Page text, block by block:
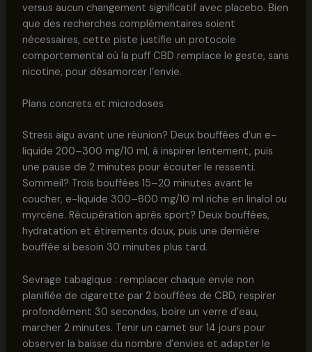
versus aucun changement significatif avec placebo. Bien
que des recherches complémentaires soient
nécessaires, cette piste justifie un protocole
comportemental où la puff CBD remplace le geste, sans
nicotine, pour désamorcer l’envie.
Plans concrets et microdoses
Stress aigu avant une réunion? Deux bouffées d’un e-
liquide 200–300 mg/10 ml, à inspirer lentement, puis
une pause de 2 minutes pour écouter le ressenti.
Sommeil? Trois bouffées 15–20 minutes avant le
coucher, e-liquide 300–600 mg/10 ml riche en linalol ou
myrcène. Récupération après sport? Deux bouffées,
hydratation et étirements doux, puis une dernière
bouffée si besoin 30 minutes plus tard.
Sevrage tabagique : remplacer chaque envie non
planifiée de cigarette par 2 bouffées de CBD, respirer
profondément 30 secondes, boire un verre d’eau,
marcher 2 minutes. Tenir un carnet sur 14 jours pour
observer la baisse du nombre d’envies et adapter le